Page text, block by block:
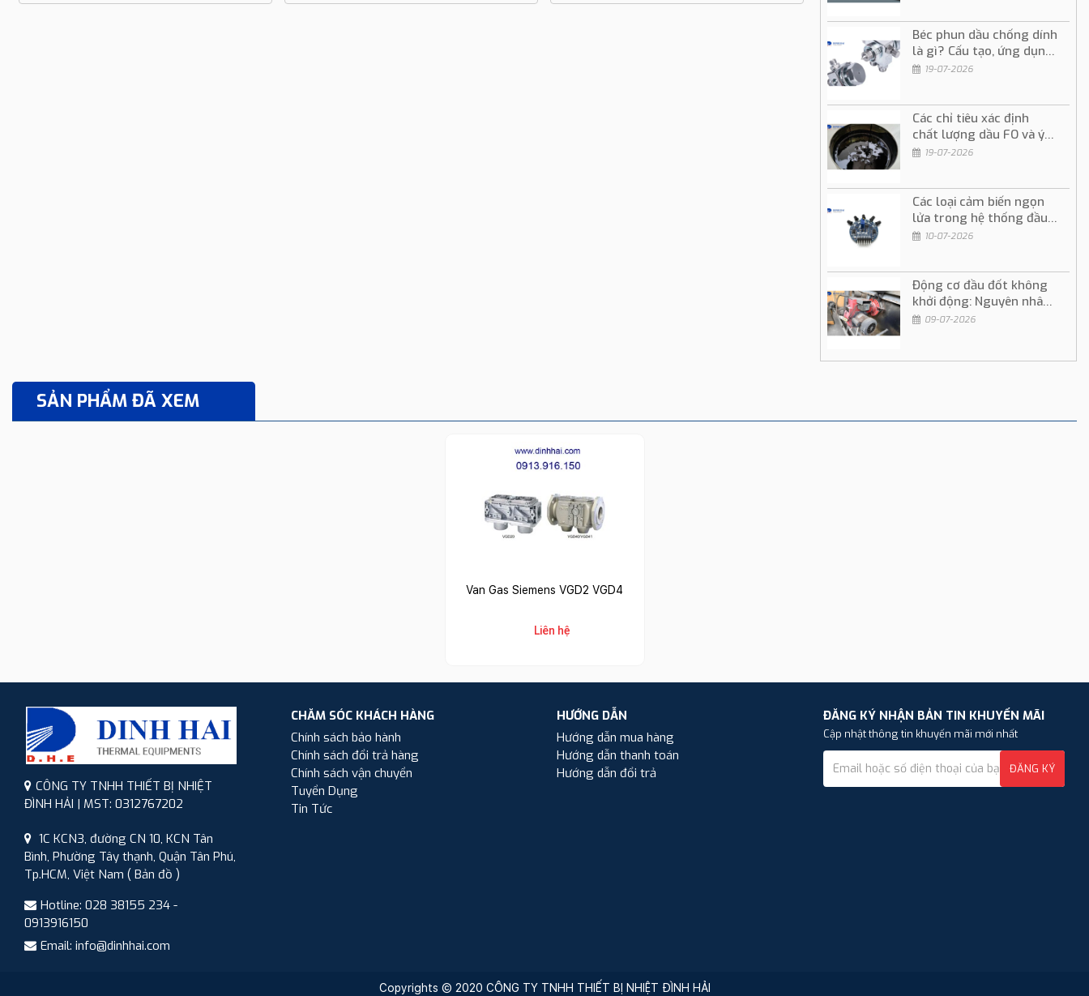
Béc phun dầu chống dính
là gì? Cấu tạo, ứng dụng
và cách sử dụng
19-07-2026
Các chỉ tiêu xác định
chất lượng dầu FO và ý
nghĩa trong vận hành
19-07-2026
Các loại cảm biến ngọn
lửa trong hệ thống đầu
đốt dầu và gas
10-07-2026
Động cơ đầu đốt không
khởi động: Nguyên nhân
và cách khắc phục
09-07-2026
SẢN PHẨM ĐÃ XEM
Van Gas Siemens VGD2 VGD4
Liên hệ
CÔNG TY TNHH THIẾT BỊ NHIỆT
ĐÌNH HẢI | MST: 0312767202
1C KCN3, đường CN 10, KCN Tân
Bình, Phường Tây thạnh, Quận Tân Phú,
Tp.HCM, Việt Nam ( Bản đồ )
Hotline: 028 38155 234 -
0913916150
Email: info@dinhhai.com
CHĂM SÓC KHÁCH HÀNG
Chính sách bảo hành
Chính sách đổi trả hàng
Chính sách vận chuyển
Tuyển Dụng
Tin Tức
HƯỚNG DẪN
Hướng dẫn mua hàng
Hướng dẫn thanh toán
Hướng dẫn đổi trả
ĐĂNG KÝ NHẬN BẢN TIN KHUYẾN MÃI
Cập nhật thông tin khuyến mãi mới nhất
ĐĂNG KÝ
Copyrights © 2020 CÔNG TY TNHH THIẾT BỊ NHIỆT ĐÌNH HẢI